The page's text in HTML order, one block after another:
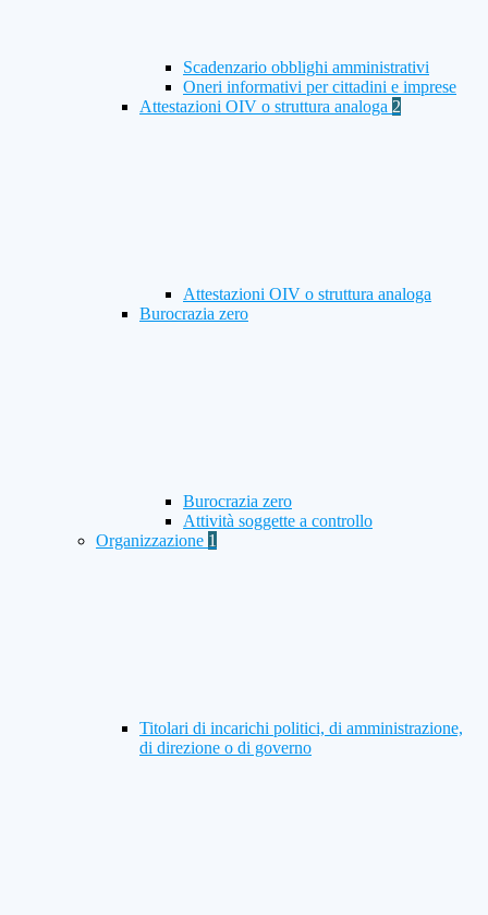
Scadenzario obblighi amministrativi
Oneri informativi per cittadini e imprese
Attestazioni OIV o struttura analoga 2
Attestazioni OIV o struttura analoga
Burocrazia zero
Burocrazia zero
Attività soggette a controllo
Organizzazione 1
Titolari di incarichi politici, di amministrazione,
di direzione o di governo